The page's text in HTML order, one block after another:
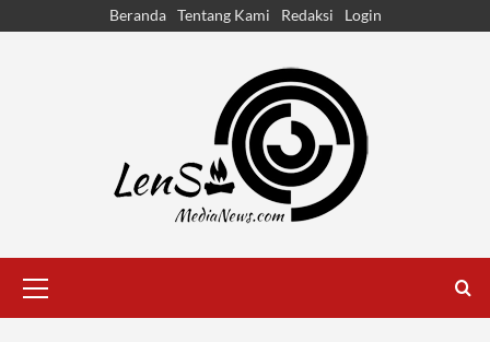
Beranda Tentang Kami Redaksi Login
Menu